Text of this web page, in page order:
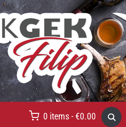
0 items - €0.00